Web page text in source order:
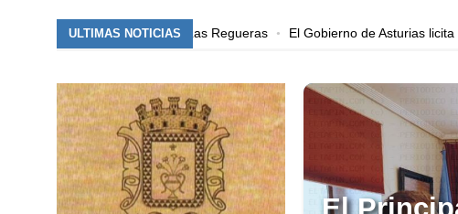
ULTIMAS NOTICIAS
a Carcabón, en Las Regueras El Gobierno de Asturias licita por